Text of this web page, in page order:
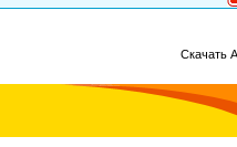
Скачать